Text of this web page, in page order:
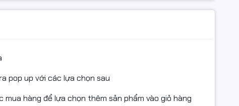
pop up với các lựa chọn sau
hàng để lựa chọn thêm sản phẩm vào giỏ hàng